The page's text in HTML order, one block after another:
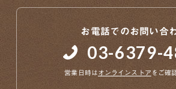
お電話でのお問い合
03-6379-
営業日時はオンラインストア をご確